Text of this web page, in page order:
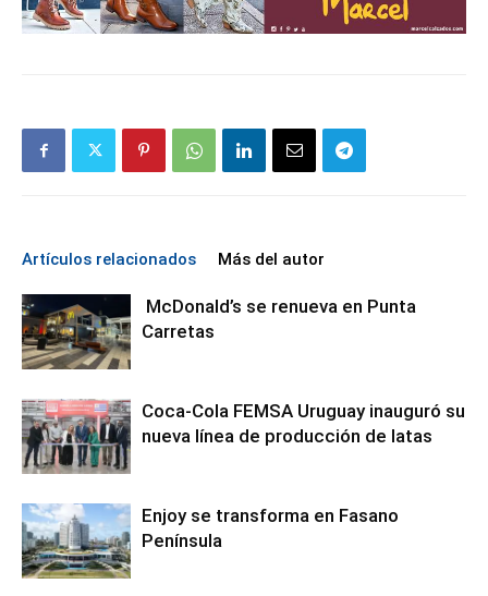
Artículos relacionados Más del autor
McDonald’s se renueva en Punta
Carretas
Coca-Cola FEMSA Uruguay inauguró su
nueva línea de producción de latas
Enjoy se transforma en Fasano
Península